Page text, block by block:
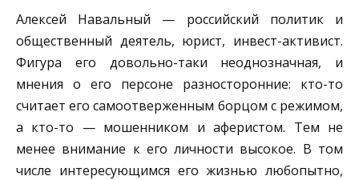
Алексей Навальный — российский политик и
общественный деятель, юрист, инвест-активист.
Фигура его довольно-таки неоднозначная, и
мнения о его персоне разносторонние: кто-то
считает его самоотверженным борцом с режимом,
а кто-то — мошенником и аферистом. Тем не
менее внимание к его личности высокое. В том
числе интересующимся его жизнью любопытно,